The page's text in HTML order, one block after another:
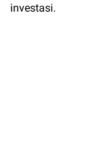
investasi.